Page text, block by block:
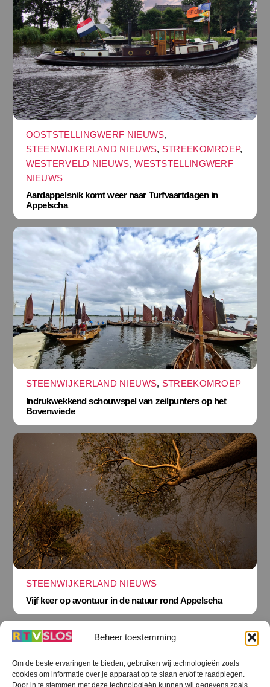
Beheer toestemming
Om de beste ervaringen te bieden, gebruiken wij technologieën zoals
cookies om informatie over je apparaat op te slaan en/of te raadplegen.
Door in te stemmen met deze technologieën kunnen wij gegevens zoals
OOSTSTELLINGWERF NIEUWS,
STEENWIJKERLAND NIEUWS, STREEKOMROEP,
WESTERVELD NIEUWS,WESTSTELLINGWERF
NIEUWS
Aardappelsnik komt weer naar Turfvaartdagen in
Appelscha
STEENWIJKERLAND NIEUWS, STREEKOMROEP
Indrukwekkend schouwspel van zeilpunters op het
Bovenwiede
STEENWIJKERLAND NIEUWS
Vijf keer op avontuur in de natuur rond Appelscha
Terug